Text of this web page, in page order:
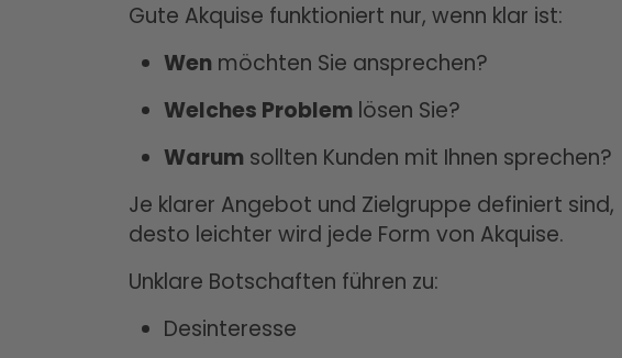
Gute Akquise funktioniert nur, wenn klar ist:
Wen möchten Sie ansprechen?
Welches Problem lösen Sie?
Warum sollten Kunden mit Ihnen sprechen?
Je klarer Angebot und Zielgruppe definiert sind,
desto leichter wird jede Form von Akquise.
Unklare Botschaften führen zu:
Desinteresse